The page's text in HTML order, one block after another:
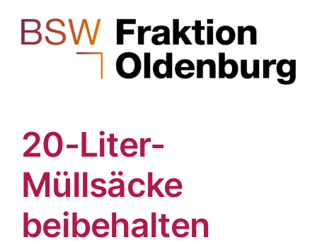
20-Liter-
Müllsäcke
beibehalten